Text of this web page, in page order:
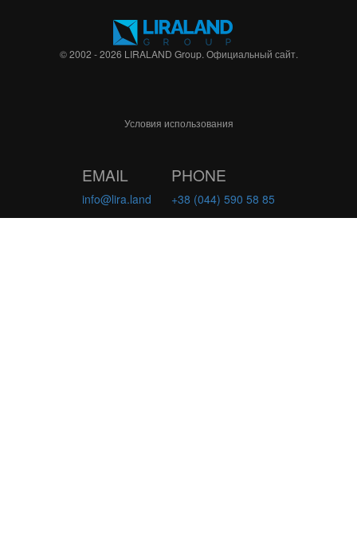
© 2002 - 2026 LIRALAND Group. Официальный сайт.
Условия использования
EMAIL
info@lira.land
PHONE
+38 (044) 590 58 85